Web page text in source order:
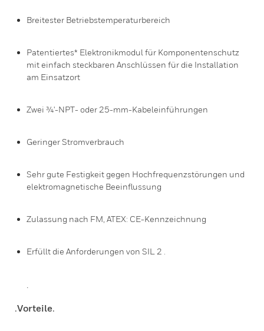
Breitester Betriebstemperaturbereich
Patentiertes* Elektronikmodul für Komponentenschutz
mit einfach steckbaren Anschlüssen für die Installation
am Einsatzort
Zwei ¾'-NPT- oder 25-mm-Kabeleinführungen
Geringer Stromverbrauch
Sehr gute Festigkeit gegen Hochfrequenzstörungen und
elektromagnetische Beeinflussung
Zulassung nach FM, ATEX: CE-Kennzeichnung
Erfüllt die Anforderungen von SIL 2 .
.
.Vorteile.